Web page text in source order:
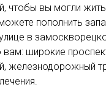
чтобы вы могли
пополнить
в
широкие
железнодорожный